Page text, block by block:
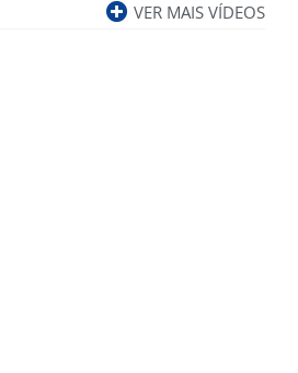
VER MAIS VÍDEOS